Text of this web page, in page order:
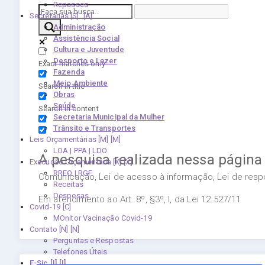
Repasses
Secretarias [S]
Administração
Assistência Social
Cultura e Juventude
Desporto e Lazer
Fazenda
Meio Ambiente
Obras
Saúde
Secretaria Municipal da Mulher
Trânsito e Transportes
Leis Orçamentárias [M]
LOA | PPA | LDO
Execução Orçamentária [X]
RREO | RGF
Receitas
Despesas
Covid-19
MOnitor Vacinação Covid-19
Contato [N]
Perguntas e Respostas
Telefones Úteis
E-Sic [I]
Exact matches only
Search in title
Search in content
A pesquisa realizada nessa
Comunicação, Lei de acesso à informação, Lei de
Em atendimento ao Art. 8º, §3º, I, da Lei 12.527/11